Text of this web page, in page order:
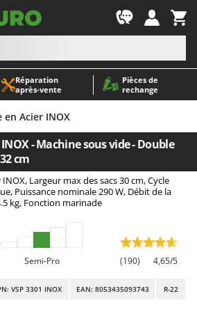
Réparation
après‑vente
Pièces de
rechange
tracteurs tondeuses autoportés
pour gazon
de terre pour tracteur
Électriques
sur roues
en Acier INOX
INOX - Machine sous vide - Double
cm
Largeur max des sacs 30 cm, Cycle
Puissance nominale 290 W, Débit de la
kg, Fonction marinade
Semi-Pro (190) 4,65/5
VSP 3301 INOX EAN: 8053435093743 R-22